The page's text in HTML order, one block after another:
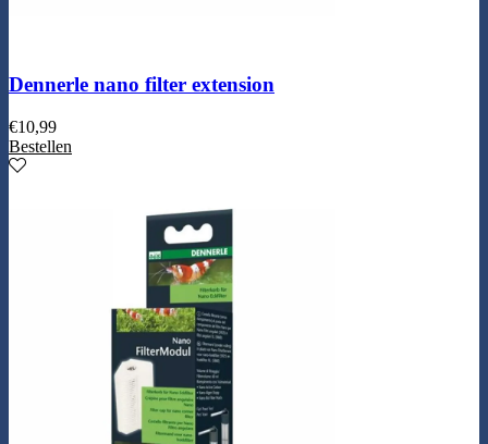
Dennerle nano filter extension
€10,99
Bestellen